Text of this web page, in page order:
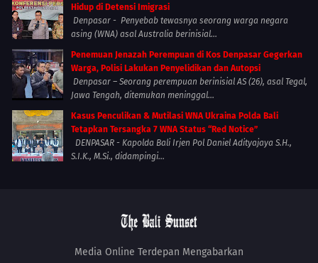
Hidup di Detensi Imigrasi
Denpasar - Penyebab tewasnya seorang warga negara
asing (WNA) asal Australia berinisial...
Penemuan Jenazah Perempuan di Kos Denpasar Gegerkan
Warga, Polisi Lakukan Penyelidikan dan Autopsi
Denpasar – Seorang perempuan berinisial AS (26), asal Tegal,
Jawa Tengah, ditemukan meninggal...
Kasus Penculikan & Mutilasi WNA Ukraina Polda Bali
Tetapkan Tersangka 7 WNA Status “Red Notice”
DENPASAR - Kapolda Bali Irjen Pol Daniel Adityajaya S.H.,
S.I.K., M.Si., didampingi...
Media Online Terdepan Mengabarkan